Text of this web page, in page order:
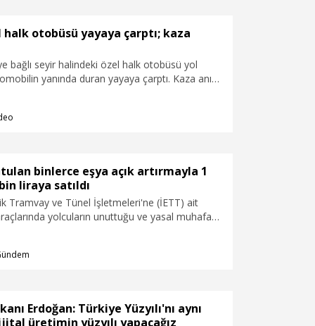
halk otobüsü yayaya çarptı; kaza
bağlı seyir halindeki özel halk otobüsü yol
yanında duran yayaya çarptı. Kaza anı
binlerce eşya açık artırmayla 1
liraya satıldı
Tramvay ve Tünel İşletmeleri'ne (İETT) ait
yolcuların unuttuğu ve yasal muhafaza
eşyalar arasında elektrikli ısıtıcı, el süpürgesi ve
Erdoğan: Türkiye Yüzyılı'nı aynı
üretimin yüzyılı yapacağız